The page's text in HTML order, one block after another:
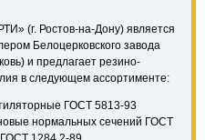
(г. Ростов-на-Дону) является
Белоцерковского завода
и предлагает резино-
в следующем ассортименте:
ГОСТ 5813-93
нормальных сечений ГОСТ